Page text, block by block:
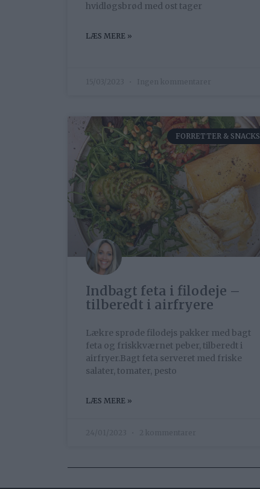
hvidløgsbrød med ost tager
LÆS MERE »
FORRETTER & SNACKS
Indbagt feta i filodeje –
tilberedt i airfryere
Lækre sprøde filodejs pakker med bagt
feta og friskkværnet peber, tilberedt i
airfryer.Bagt feta serveret med friske
salater, tomater, pesto
LÆS MERE »